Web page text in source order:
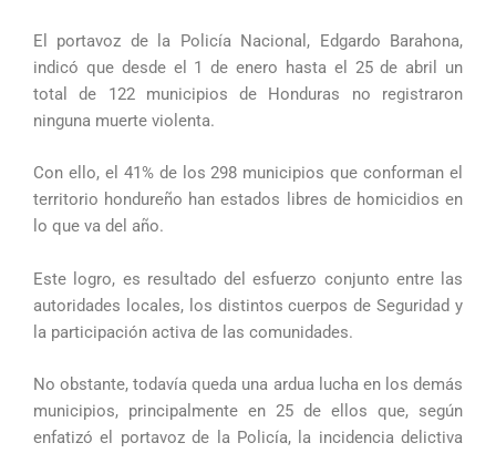
El portavoz de la Policía Nacional, Edgardo Barahona,
indicó que desde el 1 de enero hasta el 25 de abril un
total de 122 municipios de Honduras no registraron
ninguna muerte violenta.
Con ello, el 41% de los 298 municipios que conforman el
territorio hondureño han estados libres de homicidios en
lo que va del año.
Este logro, es resultado del esfuerzo conjunto entre las
autoridades locales, los distintos cuerpos de Seguridad y
la participación activa de las comunidades.
No obstante, todavía queda una ardua lucha en los demás
municipios, principalmente en 25 de ellos que, según
enfatizó el portavoz de la Policía, la incidencia delictiva